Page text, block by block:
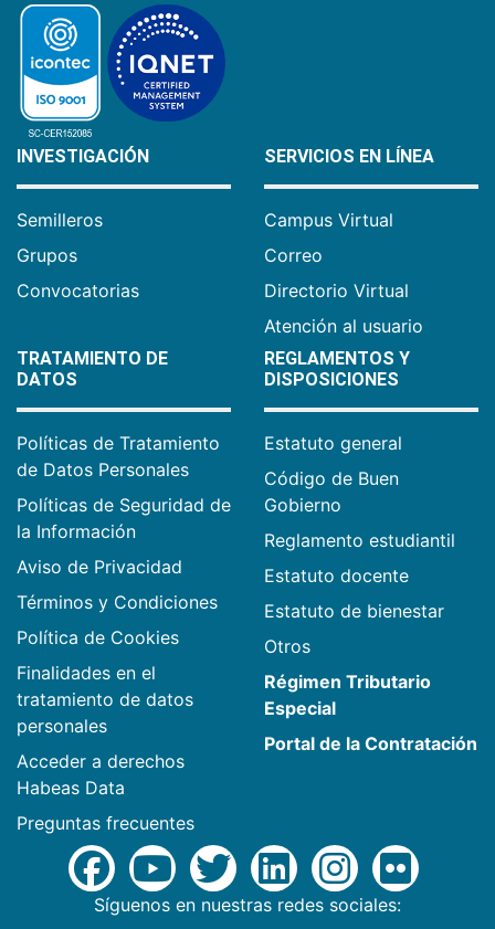
INVESTIGACIÓN
Semilleros
Grupos
Convocatorias
SERVICIOS EN LÍNEA
Campus Virtual
Correo
Directorio Virtual
Atención al usuario
TRATAMIENTO DE
DATOS
Políticas de Tratamiento
de Datos Personales
Políticas de Seguridad de
la Información
Aviso de Privacidad
Términos y Condiciones
Política de Cookies
Finalidades en el
tratamiento de datos
personales
Acceder a derechos
Habeas Data
Preguntas frecuentes
REGLAMENTOS Y
DISPOSICIONES
Estatuto general
Código de Buen
Gobierno
Reglamento estudiantil
Estatuto docente
Estatuto de bienestar
Otros
Régimen Tributario
Especial
Portal de la Contratación
Síguenos en nuestras redes sociales: